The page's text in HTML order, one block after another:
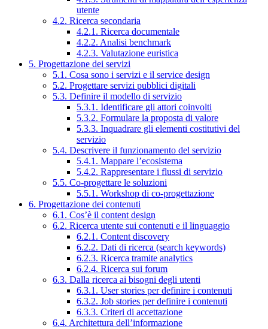
utente
4.2. Ricerca secondaria
4.2.1. Ricerca documentale
4.2.2. Analisi benchmark
4.2.3. Valutazione euristica
5. Progettazione dei servizi
5.1. Cosa sono i servizi e il service design
5.2. Progettare servizi pubblici digitali
5.3. Definire il modello di servizio
5.3.1. Identificare gli attori coinvolti
5.3.2. Formulare la proposta di valore
5.3.3. Inquadrare gli elementi costitutivi del
servizio
5.4. Descrivere il funzionamento del servizio
5.4.1. Mappare l’ecosistema
5.4.2. Rappresentare i flussi di servizio
5.5. Co-progettare le soluzioni
5.5.1. Workshop di co-progettazione
6. Progettazione dei contenuti
6.1. Cos’è il content design
6.2. Ricerca utente sui contenuti e il linguaggio
6.2.1. Content discovery
6.2.2. Dati di ricerca (search keywords)
6.2.3. Ricerca tramite analytics
6.2.4. Ricerca sui forum
6.3. Dalla ricerca ai bisogni degli utenti
6.3.1. User stories per definire i contenuti
6.3.2. Job stories per definire i contenuti
6.3.3. Criteri di accettazione
6.4. Architettura dell’informazione